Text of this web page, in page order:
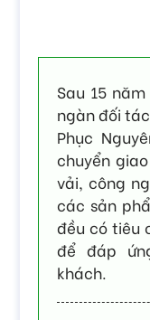
Sau 15
ngàn đối
Phục
chuyển
vải, công
các sản
đều có tiêu
để đáp
khách.